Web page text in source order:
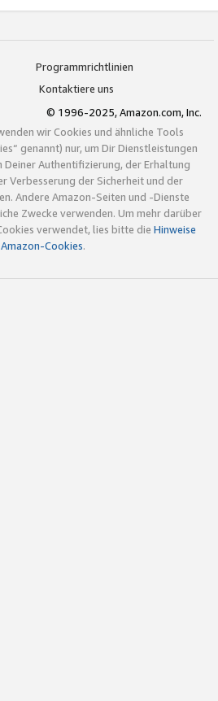
Programmrichtlinien
Kontaktiere uns
© 1996-2025, Amazon.com, Inc.
wir Cookies und ähnliche Tools
genannt) nur, um Dir Dienstleistungen
Deiner Authentifizierung, der Erhaltung
Verbesserung der Sicherheit und der
Andere Amazon-Seiten und -Dienste
Zwecke verwenden. Um mehr darüber
verwendet, lies bitte die Hinweise
Cookies.